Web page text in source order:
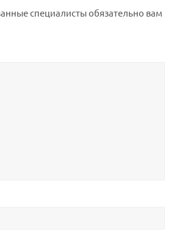
специалисты обязательно вам